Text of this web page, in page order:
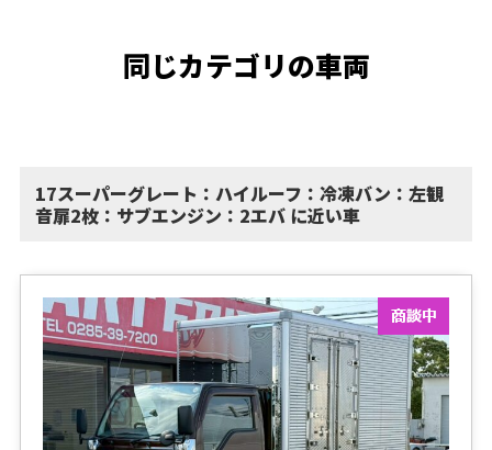
同じカテゴリの車両
17スーパーグレート：ハイルーフ：冷凍バン：左観
音扉2枚：サブエンジン：2エバ に近い車